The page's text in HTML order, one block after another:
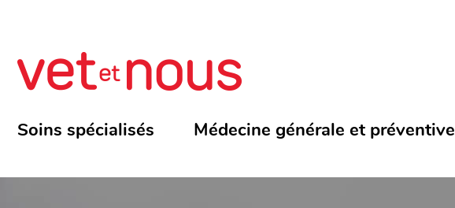
Soins spécialisés Médecine générale et préventive